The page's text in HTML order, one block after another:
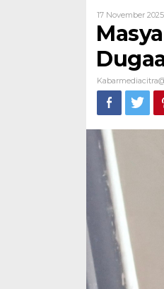
17 November 2025